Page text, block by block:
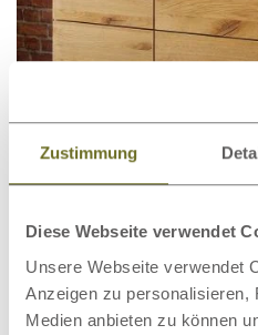
Zustimmung
Diese Webseite verwendet
Unsere Webseite verwendet
Anzeigen zu personalisieren,
Medien anbieten zu können
cm